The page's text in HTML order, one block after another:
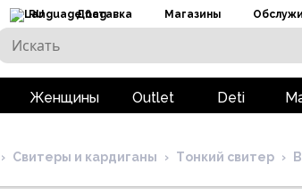
RU Доставка Магазины
Женщины Outlet Deti
› Свитеры и кардиганы › Tонкий свитер ›